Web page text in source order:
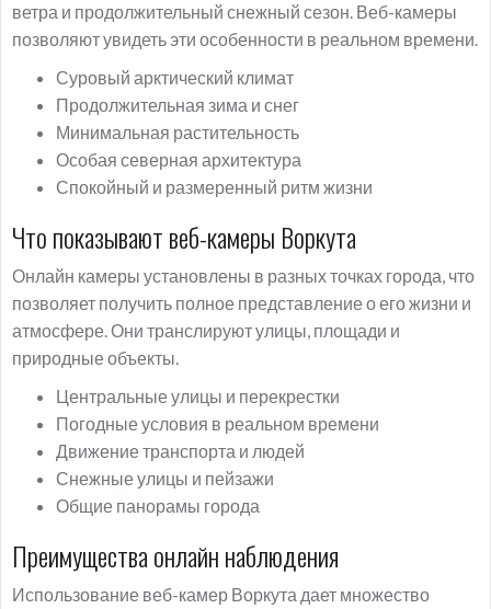
ветра и продолжительный снежный сезон. Веб-камеры
позволяют увидеть эти особенности в реальном времени.
Суровый арктический климат
Продолжительная зима и снег
Минимальная растительность
Особая северная архитектура
Спокойный и размеренный ритм жизни
Что показывают веб-камеры Воркута
Онлайн камеры установлены в разных точках города, что
позволяет получить полное представление о его жизни и
атмосфере. Они транслируют улицы, площади и
природные объекты.
Центральные улицы и перекрестки
Погодные условия в реальном времени
Движение транспорта и людей
Снежные улицы и пейзажи
Общие панорамы города
Преимущества онлайн наблюдения
Использование веб-камер Воркута дает множество